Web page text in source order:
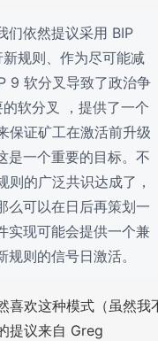
们依然提议采用 BIP
规则、作为尽可能减
9 软分叉导致了政治争
软分叉 ，提供了一个
保证矿工在激活前升级
是一个重要的目标。不
的广泛共识达成了，
么可以在日后再策划一
实现可能会提供一个兼
则的信号日激活。
喜欢这种模式（虽然我
提议来自 Greg